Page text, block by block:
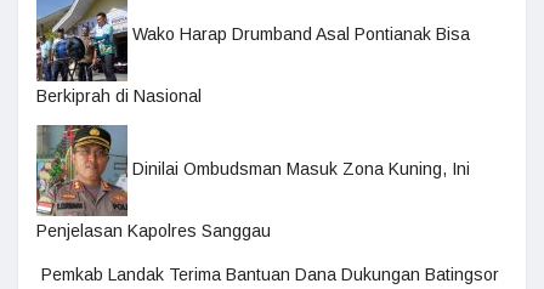
Wako Harap Drumband Asal Pontianak Bisa
Berkiprah di Nasional
Dinilai Ombudsman Masuk Zona Kuning, Ini
Penjelasan Kapolres Sanggau
Pemkab Landak Terima Bantuan Dana Dukungan Batingsor